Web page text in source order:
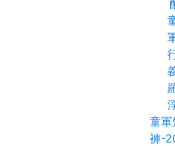
童軍
褲-